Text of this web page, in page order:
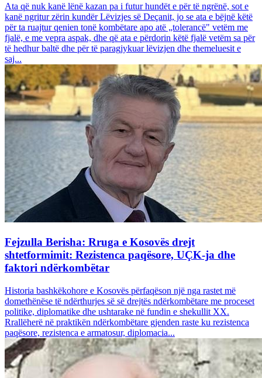
Ata që nuk kanë lënë kazan pa i futur hundët e për të ngrënë, sot e
kanë ngritur zërin kundër Lëvizjes së Deçanit, jo se ata e bëjnë këtë
për ta ruajtur qenien tonë kombëtare apo atë „tolerancë" vetëm me
fjalë, e me vepra aspak, dhe që ata e përdorin këtë fjalë vetëm sa për
të hedhur baltë dhe për të paragjykuar lëvizjen dhe themeluesit e
saj...
Fejzulla Berisha: Rruga e Kosovës drejt
shtetformimit: Rezistenca paqësore, UÇK-ja dhe
faktori ndërkombëtar
Historia bashkëkohore e Kosovës përfaqëson një nga rastet më
domethënëse të ndërthurjes së së drejtës ndërkombëtare me proceset
politike, diplomatike dhe ushtarake në fundin e shekullit XX.
Rrallëherë në praktikën ndërkombëtare gjenden raste ku rezistenca
paqësore, rezistenca e armatosur, diplomacia...